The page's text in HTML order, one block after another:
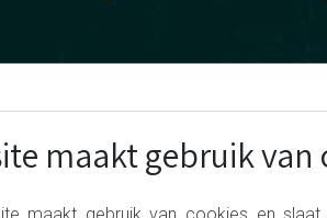
maakt gebruik van
SNIPER ZONE
Route du Barrage,
Belgique